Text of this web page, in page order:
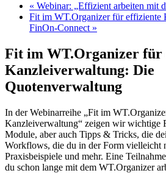
« Webinar: „Effizient arbeiten mit
Fit im WT.Organizer für effiziente
FinOn-Connect »
Fit im WT.Organizer für
Kanzleiverwaltung: Die
Quotenverwaltung
In der Webinarreihe „Fit im
Kanzleiverwaltung“ zeigen wir wichtige
Module, aber auch Tipps & Tricks, die
Workflows, die du in der Form vielleicht
Praxisbeispiele und mehr. Eine
du schon lange mit dem WT.Organizer